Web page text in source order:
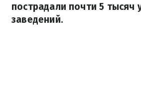
пострадали почти 5 тысяч
заведений.